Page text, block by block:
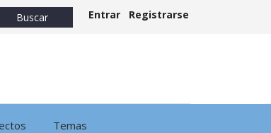
Entrar Registrarse
Temas